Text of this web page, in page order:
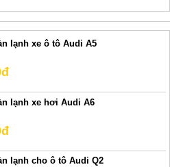
lạnh xe ô tô Audi A5
lạnh xe hơi Audi A6
lạnh cho ô tô Audi Q2